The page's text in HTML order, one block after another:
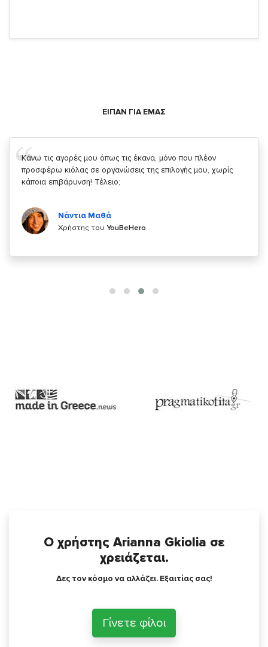
ΕΙΠΑΝ ΓΙΑ ΕΜΑΣ
Σας ευχαριστώ που μας δίνετε την δυνατότητα να κάνουμε
κάτι!
Χρήστης τουYouBeHero
Ο χρήστης Arianna Gkiolia σε
χρειάζεται.
Δες τον κόσμο να αλλάζει. Εξαιτίας σας!
Γίνετε φίλοι